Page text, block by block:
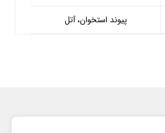
پیوند استخوان، آتل